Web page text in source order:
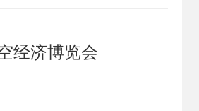
经济博览会